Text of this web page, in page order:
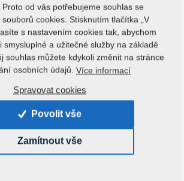
Proto od vás potřebujeme souhlas se
cookies. Stisknutím tlačítka „V
s nastavením cookies tak, abychom
smysluplné a užitečné služby na základě
souhlas můžete kdykoli změnit na stránce
osobních údajů. Více informací
Spravovat cookies
Povolit vše
Zamítnout vše